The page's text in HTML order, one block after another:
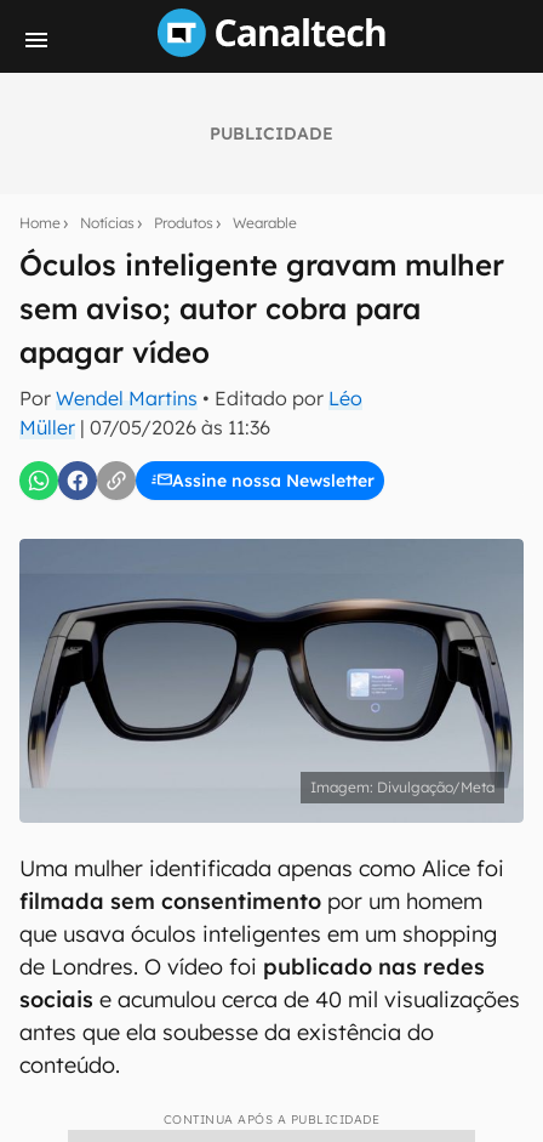
PUBLICIDADE
Home Notícias Produtos Wearable
Óculos inteligente gravam mulher
sem aviso; autor cobra para
apagar vídeo
Por Wendel Martins • Editado por Léo
Müller | 07/05/2026 às 11:36
Assine nossa Newsletter
notícias e reviews sobre tecnologia em primeira
mão.
E-mail
inscreva-se
Confirmo que li, aceito e concordo com os Termos de
Uso e Política de Privacidade do Canaltech.
Divulgação/Meta
Uma mulher identificada apenas como Alice foi
filmada sem consentimento por um homem
que usava óculos inteligentes em um shopping
de Londres. O vídeo foi publicado nas redes
sociais e acumulou cerca de 40 mil visualizações
antes que ela soubesse da existência do
conteúdo.
CONTINUA APÓS A PUBLICIDADE